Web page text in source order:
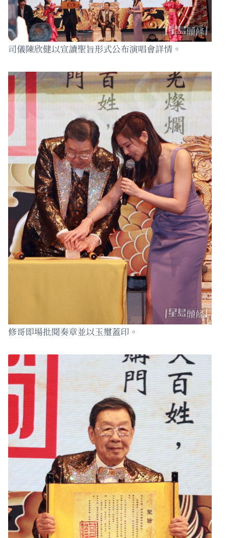
司儀陳欣健以宣讀聖旨形式公布演唱會詳情。
修哥即場批閱奏章並以玉璽蓋印。